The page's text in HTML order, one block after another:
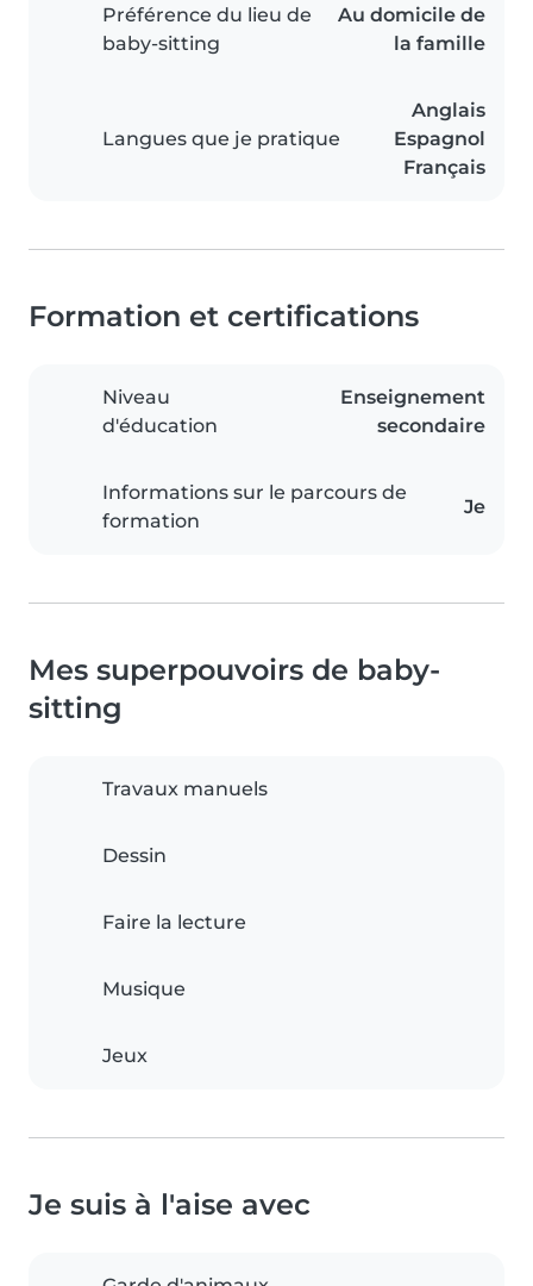
Préférence du lieu de
baby-sitting
Au domicile de
la famille
Langues que je pratique
Anglais
Espagnol
Français
Formation et certifications
Niveau
d'éducation
Enseignement
secondaire
Informations sur le parcours de
formation
Je
Mes superpouvoirs de baby-
sitting
Travaux manuels
Dessin
Faire la lecture
Musique
Jeux
Je suis à l'aise avec